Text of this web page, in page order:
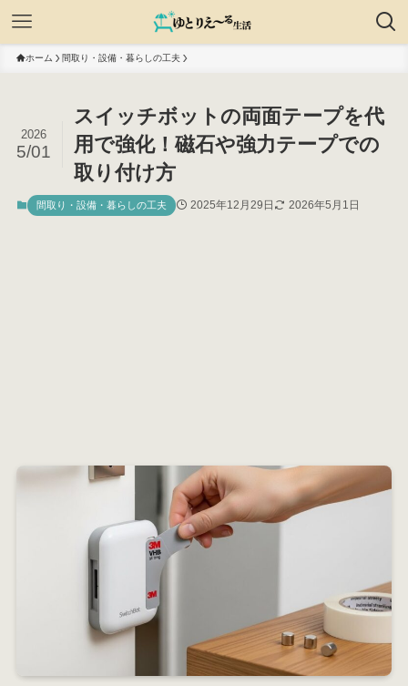
ホーム 間取り・設備・暮らしの工夫
スイッチボットの両面テープを代
用で強化！磁石や強力テープでの
取り付け方
2026
5/01
間取り・設備・暮らしの工夫 2025年12月29日 2026年5月1日